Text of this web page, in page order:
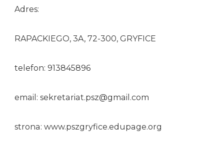
Adres:
RAPACKIEGO, 3A, 72-300, GRYFICE
telefon: 913845896
email: sekretariat.psz@gmail.com
strona: www.pszgryfice.edupage.org